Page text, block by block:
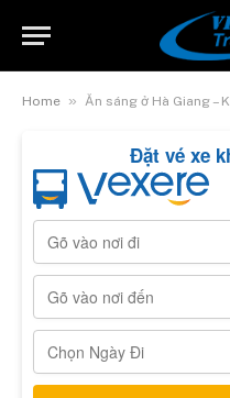
Home » Ăn sáng ở Hà Giang –
Đặt vé xe